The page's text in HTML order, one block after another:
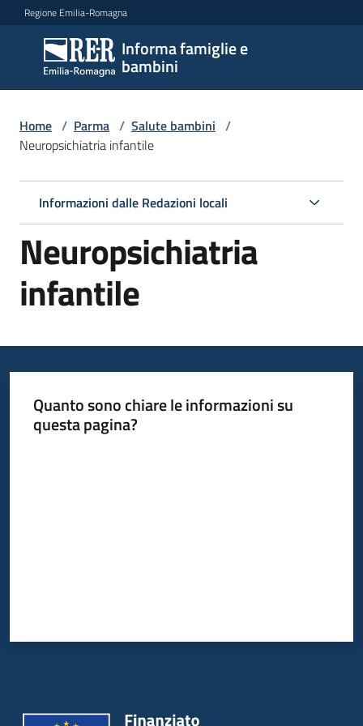
Vai al contenuto
Vai alla navigazione
Vai al footer
Regione Emilia-Romagna
Informa famiglie e
bambini
Informa
famiglie
e
bambini
Argomenti
Servizi
Centri
Informazioni
locali
Home / Parma / Salute bambini /
Neuropsichiatria infantile
Informazioni dalle Redazioni locali
Neuropsichiatria
infantile
Quanto sono chiare le informazioni su
questa pagina?